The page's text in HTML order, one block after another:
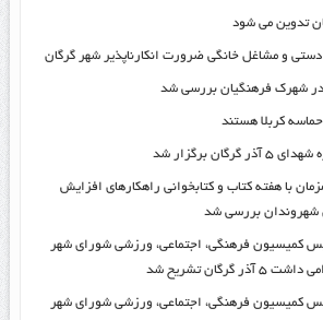
تدوین می شود
دستی و مشاغل خانگی ضرورت انکارناپذیر شهر گرگان
شهرک فرهنگیان بررسی شد
کربلا هستند
برگزار شد
با هفته کتاب و کتابخوانی راهکارهای افزایش
شهروندان بررسی شد
کمیسیون فرهنگی، اجتماعی، ورزشی شورای شهر
گرگان تشریح شد
کمیسیون فرهنگی، اجتماعی، ورزشی شورای شهر